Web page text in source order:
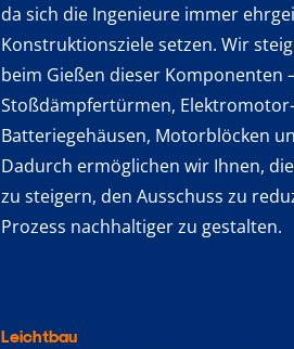
da sich die Ingenieure immer
Konstruktionsziele setzen. Wir
beim Gießen dieser Komponenten
Stoßdämpfertürmen,
Batteriegehäusen, Motorblöcken
Dadurch ermöglichen wir Ihnen,
zu steigern, den Ausschuss zu
Prozess nachhaltiger zu gestalten.
Leichtbau